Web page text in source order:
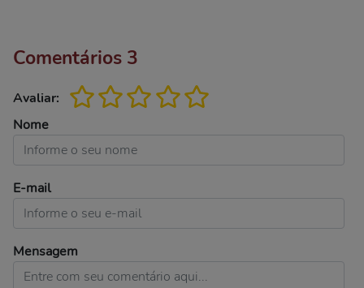
Comentários 3
Avaliar:
Nome
E-mail
Mensagem